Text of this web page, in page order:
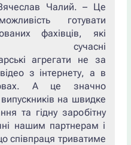
Вячеслав Чалий. – Це
готувати
фахівців, які
сучасні
агрегати не за
з інтернету, а в
А це значно
на швидке
та гідну заробітну
нашим партнерам і
співпраця триватиме